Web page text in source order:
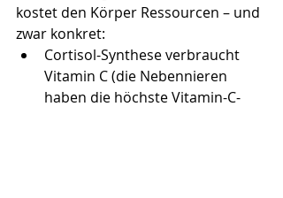
kostet den Körper Ressourcen – und
zwar konkret:
Cortisol-Synthese verbraucht
Vitamin C (die Nebennieren
haben die höchste Vitamin-C-